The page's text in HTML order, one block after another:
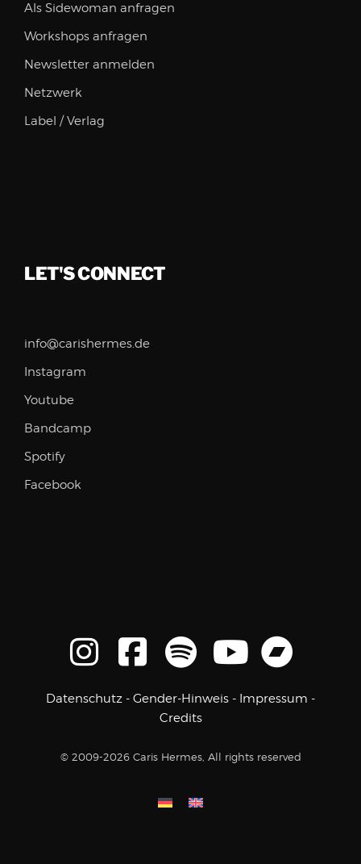
Als Sidewoman anfragen
Workshops anfragen
Newsletter anmelden
Netzwerk
Label / Verlag
LET'S CONNECT
info@carishermes.de
Instagram
Youtube
Bandcamp
Spotify
Facebook
Datenschutz - Gender-Hinweis - Impressum -
Credits
© 2009-2026 Caris Hermes, All rights reserved